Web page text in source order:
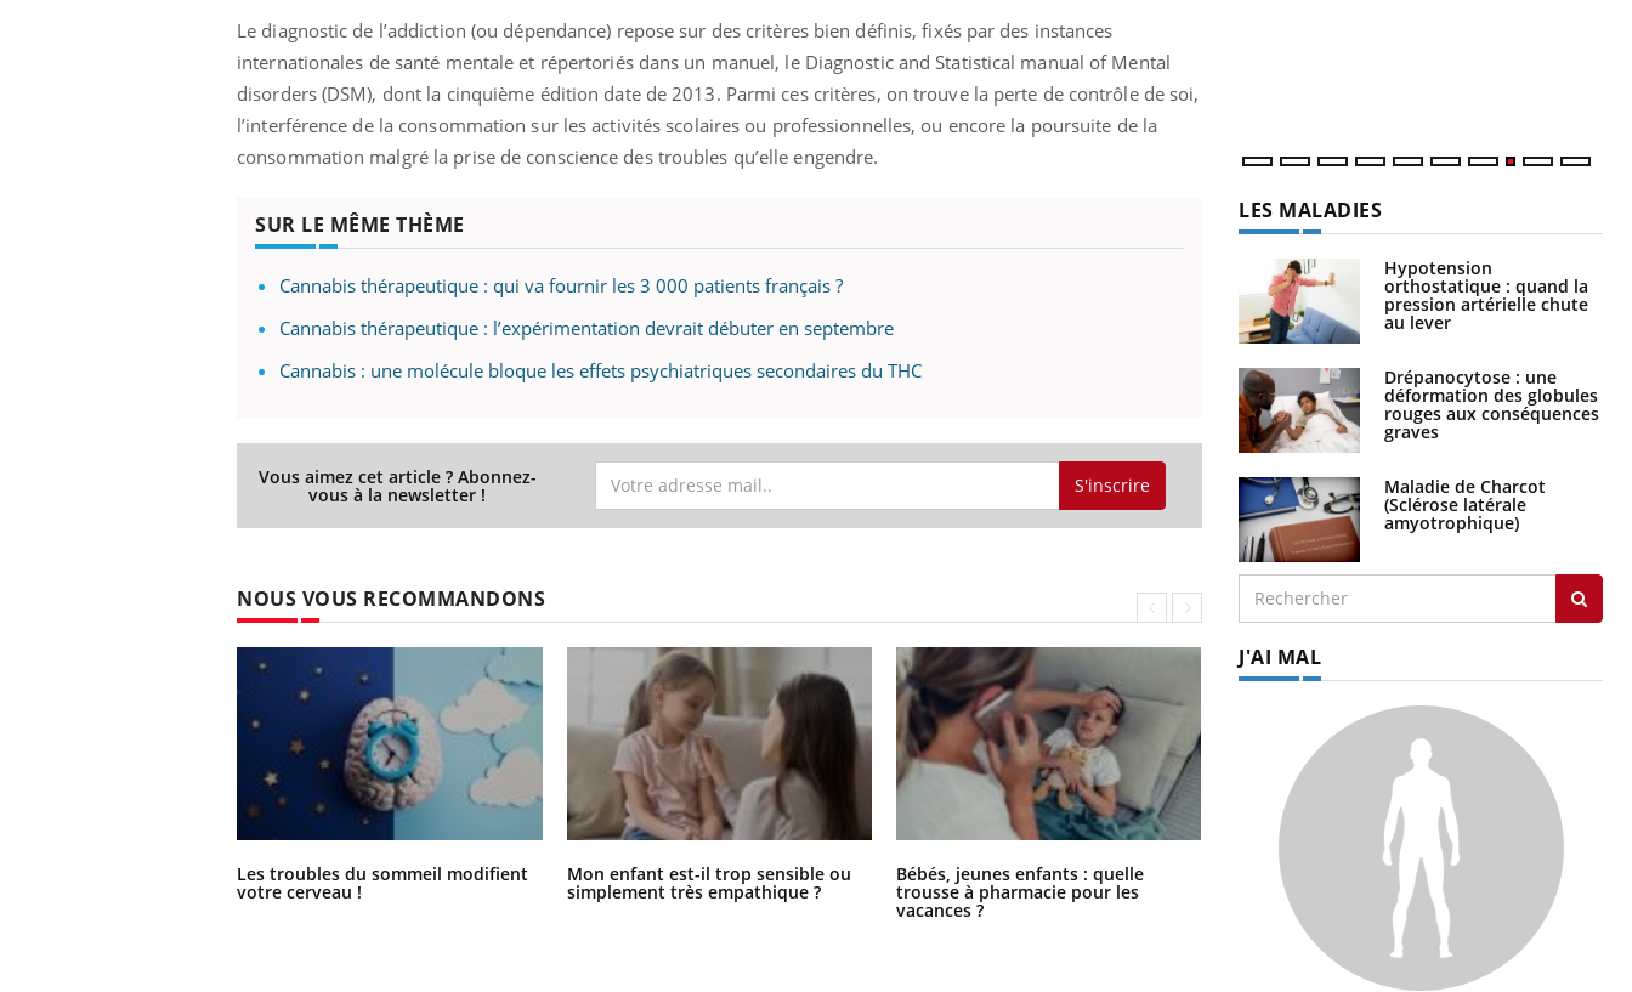
Le diagnostic de l’addiction (ou dépendance) repose sur des critères bien définis, fixés par des instances
internationales de santé mentale et répertoriés dans un manuel, le Diagnostic and Statistical manual of Mental
disorders (DSM), dont la cinquième édition date de 2013. Parmi ces critères, on trouve la perte de contrôle de soi,
l’interférence de la consommation sur les activités scolaires ou professionnelles, ou encore la poursuite de la
consommation malgré la prise de conscience des troubles qu’elle engendre.
SUR LE MÊME THÈME
Cannabis thérapeutique : qui va fournir les 3 000 patients français ?
Cannabis thérapeutique : l’expérimentation devrait débuter en septembre
Cannabis : une molécule bloque les effets psychiatriques secondaires du THC
Vous aimez cet article ? Abonnez-
vous à la newsletter ! S'inscrire
NOUS VOUS RECOMMANDONS
Les troubles du sommeil modifient
votre cerveau !
Mon enfant est-il trop sensible ou
simplement très empathique ?
Bébés, jeunes enfants : quelle
trousse à pharmacie pour les
vacances ?
Syndrome métabolique : quels sont
les meilleurs exercices physiques ?
LES MALADIES
Hypotension
orthostatique : quand la
pression artérielle chute
au lever
Drépanocytose : une
déformation des globules
rouges aux conséquences
graves
Maladie de Charcot
(Sclérose latérale
amyotrophique)
J'AI MAL